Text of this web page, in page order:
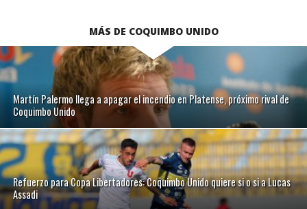
MÁS DE COQUIMBO UNIDO
Martín Palermo llega a apagar el incendio en Platense, próximo rival de
Coquimbo Unido
Refuerzo para Copa Libertadores: Coquimbo Unido quiere si o si a Lucas
Assadi